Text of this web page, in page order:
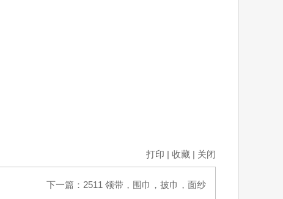
打印 | 收藏| 关闭
下一篇： 2511 领带，围巾，披巾，面纱